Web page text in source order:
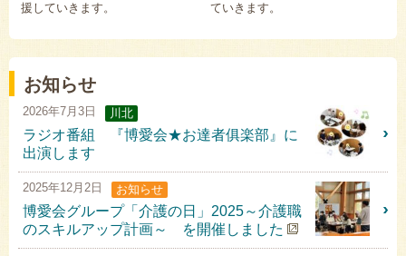
援していきます。
ていきます。
お知らせ
2026年7月3日 川北
ラジオ番組 『博愛会★お達者俱楽部』に
出演します
2025年12月2日 お知らせ
博愛会グループ「介護の日」2025～介護職
のスキルアップ計画～ を開催しました